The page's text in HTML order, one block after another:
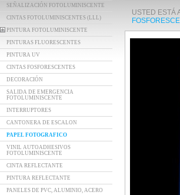
SEÑALIZACIÓN FOTOLUMINISCENTE
CINTAS FOTOLUMINISCENTES (LLL)
PINTURA FOTOLUMINISCENTE
PINTURAS FLUORESCENTES
PINTURA UV
CINTAS FOSFORESCENTES
DECORACIÓN
SALIDA DE EMERGENCIA
FOTOLUMINISCENTE
INTERRUPTORES
CANTONERA DE ESCALON
PAPEL FOTOGRAFICO
VINIL AUTOADHESIVOS
FOTOLUMINISCENTE
CINTA REFLECTANTE
PINTURA REFLECTANTE
PANELES DE PVC, ALUMINIO, ACERO
USTED ESTÁ